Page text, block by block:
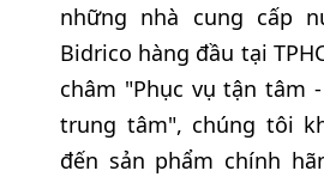
những nhà cung cấp
Bidrico hàng đầu tại
châm "Phục vụ tận tâm
trung tâm", chúng tôi
đến sản phẩm chính